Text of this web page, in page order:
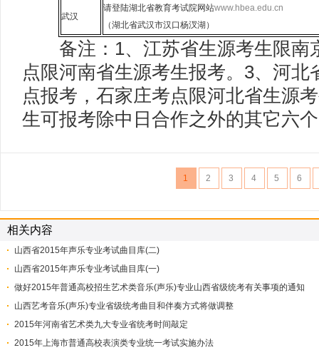
武汉
请登陆湖北省教育考试院网站www.hbea.edu.cn
（湖北省武汉市汉口杨汊湖）
备注：1、江苏省生源考生限南
点限河南省生源考生报考。3、河北
点报考，石家庄考点限河北省生源
生可报考除中日合作之外的其它六
1 2 3 4 5 6
相关内容
山西省2015年声乐专业考试曲目库(二)
山西省2015年声乐专业考试曲目库(一)
做好2015年普通高校招生艺术类音乐(声乐)专业山西省级统考有关事项的通知
山西艺考音乐(声乐)专业省级统考曲目和伴奏方式将做调整
2015年河南省艺术类九大专业省统考时间敲定
2015年上海市普通高校表演类专业统一考试实施办法